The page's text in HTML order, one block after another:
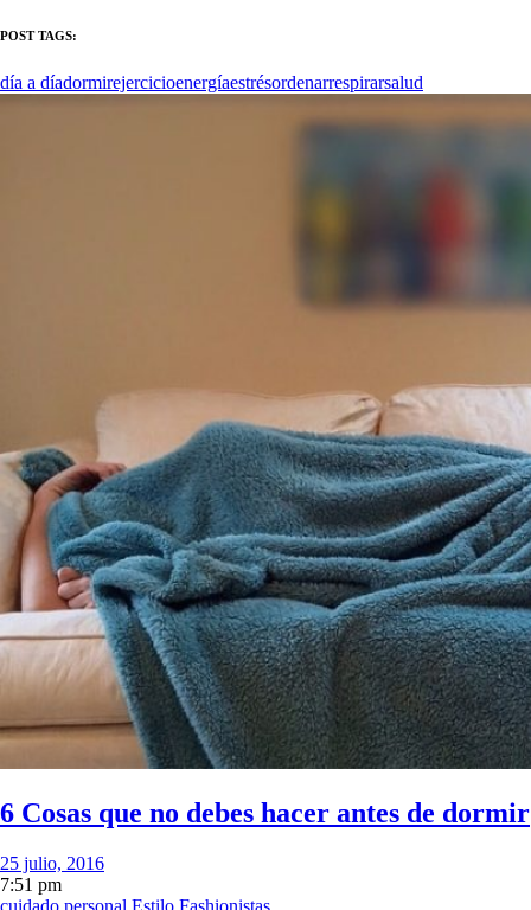
POST TAGS:
día a díadormirejercicioenergíaestrésordenarrespirarsalud
6 Cosas que no debes hacer antes de dormir
25 julio, 2016
7:51 pm
cuidado personal Estilo Fashionistas